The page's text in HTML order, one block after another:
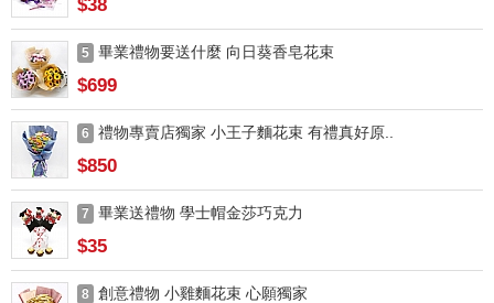
$38
5 畢業禮物要送什麼 向日葵香皂花束
$699
6 禮物專賣店獨家 小王子麵花束 有禮真好原..
$850
7 畢業送禮物 學士帽金莎巧克力
$35
8 創意禮物 小雞麵花束 心願獨家